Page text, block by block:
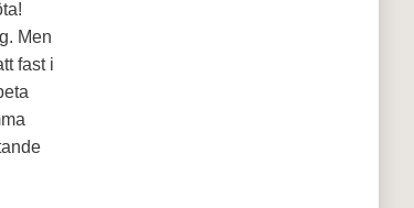
Men
fast i